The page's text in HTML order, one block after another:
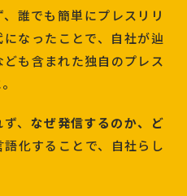
誰でも簡単にプレスリリ
なったことで、自社が辿
も含まれた独自のプレス
、 なぜ発信するのか、ど
語化することで、自社らし